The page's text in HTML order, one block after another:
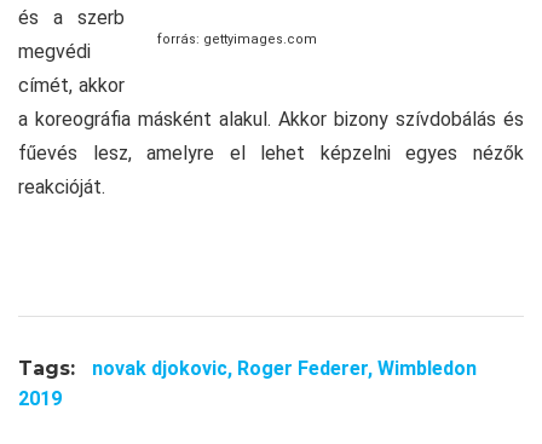
forrás: gettyimages.com
és a szerb
megvédi
címét, akkor
a koreográfia másként alakul. Akkor bizony szívdobálás és
fűevés lesz, amelyre el lehet képzelni egyes nézők
reakcióját.
Tags: novak djokovic, Roger Federer, Wimbledon
2019